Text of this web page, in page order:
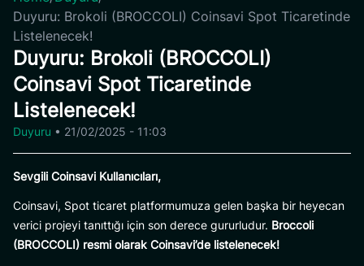
Duyuru: Brokoli (BROCCOLI) Coinsavi Spot Ticaretinde
Listelenecek!
Duyuru: Brokoli (BROCCOLI)
Coinsavi Spot Ticaretinde
Listelenecek!
Duyuru • 21/02/2025 - 11:03
Sevgili Coinsavi Kullanıcıları,
Coinsavi, Spot ticaret platformumuza gelen başka bir heyecan
verici projeyi tanıttığı için son derece gururludur. Broccoli
(BROCCOLI) resmi olarak Coinsavi’de listelenecek!